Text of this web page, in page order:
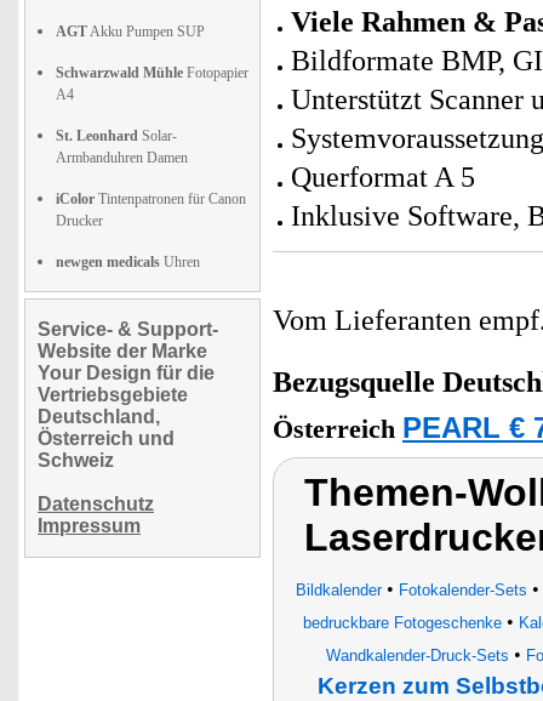
AGTAkku Pumpen SUP
Schwarzwald Mühle Fotopapier
A4
St. Leonhard Solar-
Armbanduhren Damen
iColor Tintenpatronen für Canon
Drucker
newgen medicals Uhren
Service- & Support-
Website der Marke
Your Design für die
Vertriebsgebiete
Deutschland,
Österreich und
Schweiz
Datenschutz
Impressum
Viele Rahmen &
Bildformate BMP,
Unterstützt Scanner
Querformat A 5
Inklusive Software,
Vom Lieferanten
Bezugsquelle
Österreich PEARL €
Themen-
Bildkalender• Fotokalender-Sets •
bedruckbare Fotogeschenke •
Wandkalender-Druck-Sets •
Kerzen zum